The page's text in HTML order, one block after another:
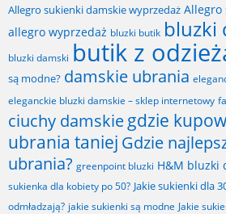
Allegro sukienki damskie wyprzedaż Allegro
allegro wyprzedaż bluzki butik bluzki
bluzki damski butik z
są modne? damskie ubrania
eleganckie bluzki damskie – sklep internetowy
ciuchy damskiegdzie
ubrania taniej Gdzie
ubrania? greenpoint bluzki H&M bluzki
sukienka dla kobiety po 50? Jakie sukienki dla
odmładzają? jakie sukienki są modne Jakie